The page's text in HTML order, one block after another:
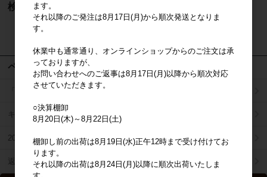
検索
ページメニュー
「掛け払い決済」のご案内
キャラジャン
2025年秋冬商品リスト
返品特約について
ます。
それ以降のご発注は8月17日(月)から順次発送となりま
す。
休業中も通常通り、オンラインショップからのご注文は承
っておりますが、
お問い合わせへのご返事は8月17日(月)以降から順次対応
させていただきます。
○決算棚卸
8月20日(木)～8月22日(土)
棚卸し前の出荷は8月19日(水)正午12時まで受け付けてお
ります。
それ以降の出荷は8月24日(月)以降に順次出荷いたしま